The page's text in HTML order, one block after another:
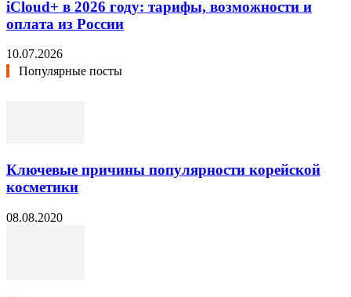
iCloud+ в 2026 году: тарифы, возможности и
оплата из России
10.07.2026
Популярные посты
Ключевые причины популярности корейской
косметики
08.08.2020